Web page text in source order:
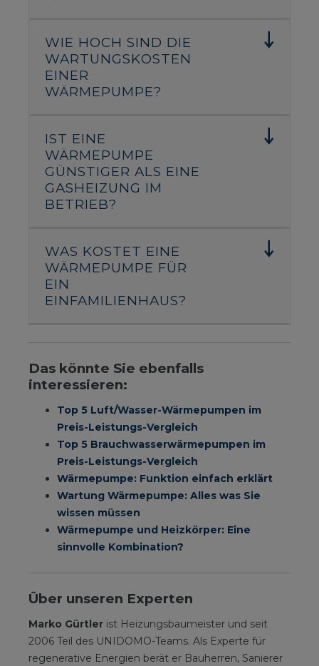
WIE HOCH SIND DIE
WARTUNGSKOSTEN
EINER
WÄRMEPUMPE?
IST EINE
WÄRMEPUMPE
GÜNSTIGER ALS EINE
GASHEIZUNG IM
BETRIEB?
WAS KOSTET EINE
WÄRMEPUMPE FÜR
EIN
EINFAMILIENHAUS?
Das könnte Sie ebenfalls
interessieren:
Top 5 Luft/Wasser-Wärmepumpen im
Preis-Leistungs-Vergleich
Top 5 Brauchwasserwärmepumpen im
Preis-Leistungs-Vergleich
Wärmepumpe: Funktion einfach erklärt
Wartung Wärmepumpe: Alles was Sie
wissen müssen
Wärmepumpe und Heizkörper: Eine
sinnvolle Kombination?
Über unseren Experten
Marko Gürtler ist Heizungsbaumeister und seit
2006 Teil des UNIDOMO-Teams. Als Experte für
regenerative Energien berät er Bauherren, Sanierer